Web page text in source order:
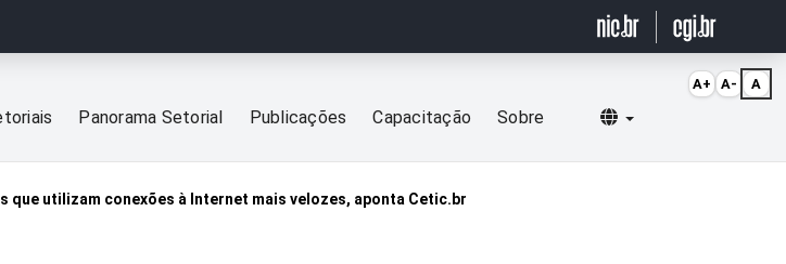
Panorama Setorial Publicações Capacitação Sobre Selecionar idioma
que utilizam conexões à Internet mais velozes, aponta Cetic.br
A+ A- A